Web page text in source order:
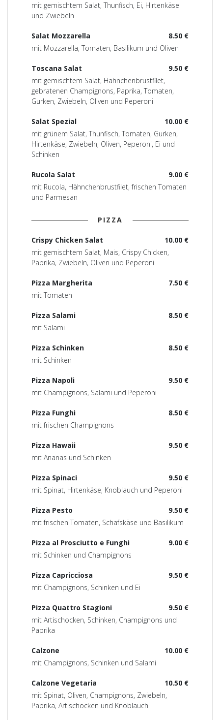
mit gemischtem Salat, Thunfisch, Ei, Hirtenkäse
und Zwiebeln
8.50 €
Salat Mozzarella
mit Mozzarella, Tomaten, Basilikum und Oliven
9.50 €
Toscana Salat
mit gemischtem Salat, Hähnchenbrustfilet,
gebratenen Champignons, Paprika, Tomaten,
Gurken, Zwiebeln, Oliven und Peperoni
10.00 €
Salat Spezial
mit grünem Salat, Thunfisch, Tomaten, Gurken,
Hirtenkäse, Zwiebeln, Oliven, Peperoni, Ei und
Schinken
9.00 €
Rucola Salat
mit Rucola, Hähnchenbrustfilet, frischen Tomaten
und Parmesan
PIZZA
10.00 €
Crispy Chicken Salat
mit gemischtem Salat, Mais, Crispy Chicken,
Paprika, Zwiebeln, Oliven und Peperoni
7.50 €
Pizza Margherita
mit Tomaten
8.50 €
Pizza Salami
mit Salami
8.50 €
Pizza Schinken
mit Schinken
9.50 €
Pizza Napoli
mit Champignons, Salami und Peperoni
8.50 €
Pizza Funghi
mit frischen Champignons
9.50 €
Pizza Hawaii
mit Ananas und Schinken
9.50 €
Pizza Spinaci
mit Spinat, Hirtenkäse, Knoblauch und Peperoni
9.50 €
Pizza Pesto
mit frischen Tomaten, Schafskäse und Basilikum
9.00 €
Pizza al Prosciutto e Funghi
mit Schinken und Champignons
9.50 €
Pizza Capricciosa
mit Champignons, Schinken und Ei
9.50 €
Pizza Quattro Stagioni
mit Artischocken, Schinken, Champignons und
Paprika
10.00 €
Calzone
mit Champignons, Schinken und Salami
10.50 €
Calzone Vegetaria
mit Spinat, Oliven, Champignons, Zwiebeln,
Paprika, Artischocken und Knoblauch